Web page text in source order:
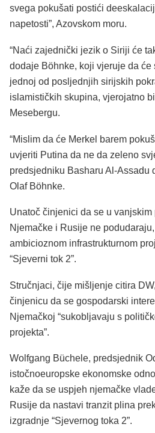
svega pokušati postići
napetosti”, Azovskom moru.
“Naći zajednički jezik o Siriji će
dodaje Böhnke, koji vjeruje da će
jednoj od posljednjih sirijskih
islamističkih skupina, vjerojatno
Mesebergu.
“Mislim da će Merkel barem
uvjeriti Putina da ne da zeleno
predsjedniku Basharu Al-Assadu
Olaf Böhnke.
Unatoč činjenici da se u
Njemačke i Rusije ne
ambicioznom infrastrukturnom
“Sjeverni tok 2”.
Stručnjaci, čije mišljenje citira
činjenicu da se gospodarski
Njemačkoj “sukobljavaju s
projekta”.
Wolfgang Büchele, predsjednik
istočnoeuropske ekonomske
kaže da se uspjeh njemačke
Rusije da nastavi tranzit plina
izgradnje “Sjevernog toka 2”.